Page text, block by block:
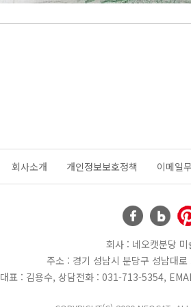
회사소개 개인정보보호정책 이메일
회사 : 네오캣분당 미
주소 : 경기 성남시 분당구 성남대
대표 : 김용수, 상담전화 : 031-713-5354,